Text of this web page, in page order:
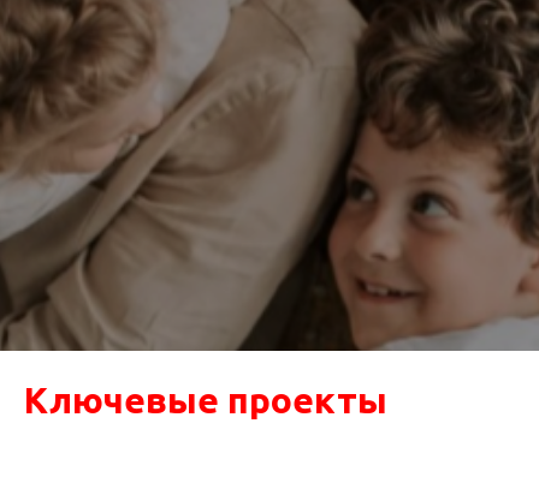
Ключевые проекты